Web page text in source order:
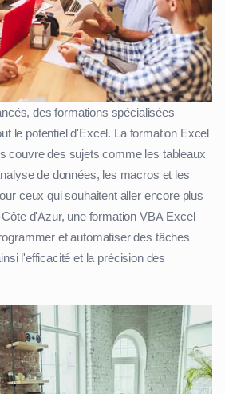
des formations spécialisées
le potentiel d'Excel. La formation Excel
couvre des sujets comme les tableaux
de données, les macros et les
ceux qui souhaitent aller encore plus
d'Azur, une formation VBA Excel
et automatiser des tâches
l'efficacité et la précision des